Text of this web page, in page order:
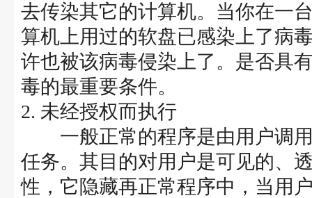
去传染其它的计算机。当你在一
算机上用过的软盘已感染上了病
许也被该病毒侵染上了。是否具
毒的最重要条件。
2. 未经授权而执行
一般正常的程序是由用户调用
任务。其目的对用户是可见的、
性，它隐藏再正常程序中，当用